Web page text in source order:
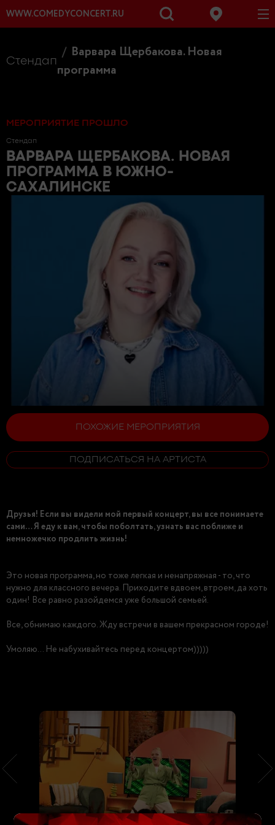
WWW.COMEDYCONCERT.RU
Стендап
Варвара Щербакова. Новая
программа
МЕРОПРИЯТИЕ ПРОШЛО
Стендап
ВАРВАРА ЩЕРБАКОВА. НОВАЯ
ПРОГРАММА В ЮЖНО-
САХАЛИНСКЕ
ПОХОЖИЕ МЕРОПРИЯТИЯ
ПОДПИСАТЬСЯ НА АРТИСТА
Друзья! Если вы видели мой первый концерт, вы все понимаете
сами… Я еду к вам, чтобы поболтать, узнать вас поближе и
немножечко продлить жизнь!
Это новая программа, но тоже легкая и ненапряжная - то, что
нужно для классного вечера. Приходите вдвоем, втроем, да хоть
один! Все равно разойдемся уже большой семьей.
Все, обнимаю каждого. Жду встречи в вашем прекрасном городе!
Умоляю… Не набухивайтесь перед концертом)))))